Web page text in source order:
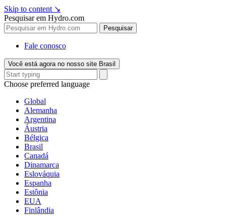
Skip to content ↘
Pesquisar em Hydro.com
Pesquisar
Fale conosco
Você está agora no nosso site Brasil
Choose preferred language
Global
Alemanha
Argentina
Áustria
Bélgica
Brasil
Canadá
Dinamarca
Eslováquia
Espanha
Estônia
EUA
Finlândia